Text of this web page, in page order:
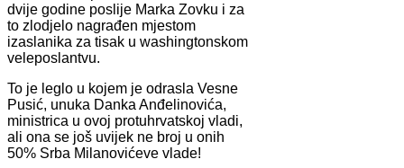
dvije godine poslije Marka Zovku i za
to zlodjelo nagrađen mjestom
izaslanika za tisak u washingtonskom
veleposlantvu.
To je leglo u kojem je odrasla Vesne
Pusić, unuka Danka Anđelinovića,
ministrica u ovoj protuhrvatskoj vladi,
ali ona se još uvijek ne broj u onih
50% Srba Milanovićeve vlade!